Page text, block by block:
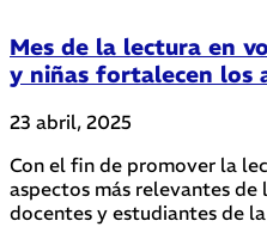
Mes de la lectura en
y niñas fortalecen los
23 abril, 2025
Con el fin de promover la
aspectos más relevantes de
docentes y estudiantes de